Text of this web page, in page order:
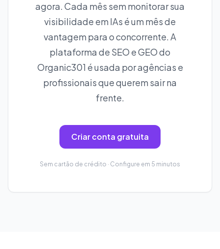
agora. Cada mês sem monitorar sua
visibilidade em IAs é um mês de
vantagem para o concorrente. A
plataforma de SEO e GEO do
Organic301 é usada por agências e
profissionais que querem sair na
frente.
Criar conta gratuita
Sem cartão de crédito · Configure em 5 minutos